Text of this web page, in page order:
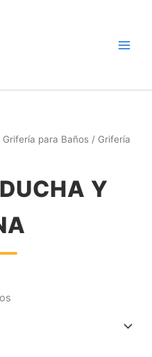
Grifería para Baños / Grifería
Y